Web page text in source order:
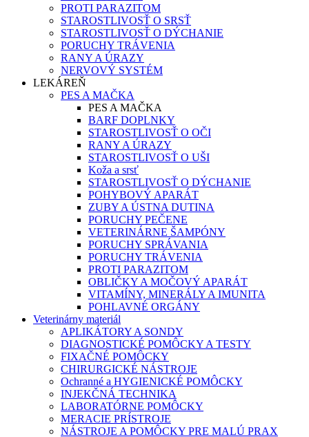
PROTI PARAZITOM
STAROSTLIVOSŤ O SRSŤ
STAROSTLIVOSŤ O DÝCHANIE
PORUCHY TRÁVENIA
RANY A ÚRAZY
NERVOVÝ SYSTÉM
LEKÁREŇ
PES A MAČKA
PES A MAČKA
BARF DOPLNKY
STAROSTLIVOSŤ O OČI
RANY A ÚRAZY
STAROSTLIVOSŤ O UŠI
Koža a srsť
STAROSTLIVOSŤ O DÝCHANIE
POHYBOVÝ APARÁT
ZUBY A ÚSTNA DUTINA
PORUCHY PEČENE
VETERINÁRNE ŠAMPÓNY
PORUCHY SPRÁVANIA
PORUCHY TRÁVENIA
PROTI PARAZITOM
OBLIČKY A MOČOVÝ APARÁT
VITAMÍNY, MINERÁLY A IMUNITA
POHLAVNÉ ORGÁNY
Veterinárny materiál
APLIKÁTORY A SONDY
DIAGNOSTICKÉ POMÔCKY A TESTY
FIXAČNÉ POMÔCKY
CHIRURGICKÉ NÁSTROJE
Ochranné a HYGIENICKÉ POMÔCKY
INJEKČNÁ TECHNIKA
LABORATÓRNE POMÔCKY
MERACIE PRÍSTROJE
NÁSTROJE A POMÔCKY PRE MALÚ PRAX